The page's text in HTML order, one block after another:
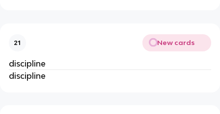
21 New cards
discipline
discipline